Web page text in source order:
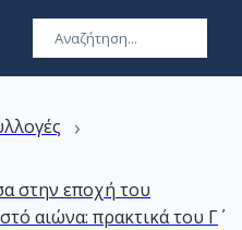
›
στην εποχή του
αιώνα: πρακτικά του Γ΄